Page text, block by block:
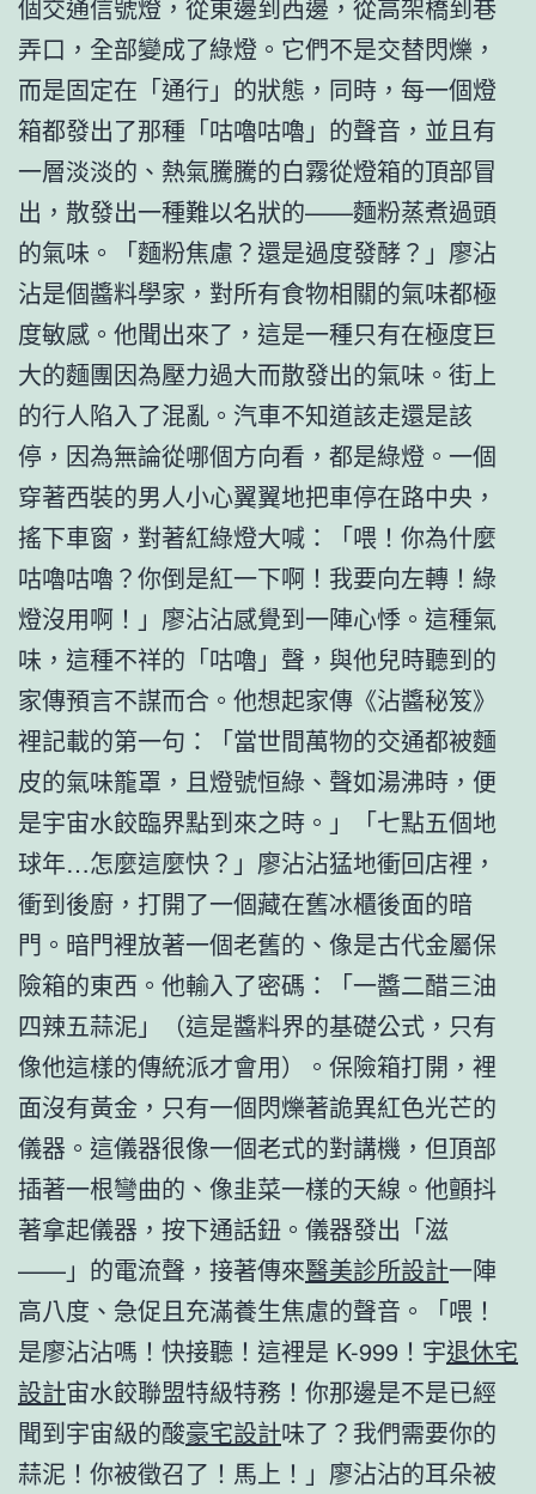
個交通信號燈，從東邊到西邊，從高架橋到巷
弄口，全部變成了綠燈。它們不是交替閃爍，
而是固定在「通行」的狀態，同時，每一個燈
箱都發出了那種「咕嚕咕嚕」的聲音，並且有
一層淡淡的、熱氣騰騰的白霧從燈箱的頂部冒
出，散發出一種難以名狀的——麵粉蒸煮過頭
的氣味。「麵粉焦慮？還是過度發酵？」廖沾
沾是個醬料學家，對所有食物相關的氣味都極
度敏感。他聞出來了，這是一種只有在極度巨
大的麵團因為壓力過大而散發出的氣味。街上
的行人陷入了混亂。汽車不知道該走還是該
停，因為無論從哪個方向看，都是綠燈。一個
穿著西裝的男人小心翼翼地把車停在路中央，
搖下車窗，對著紅綠燈大喊：「喂！你為什麼
咕嚕咕嚕？你倒是紅一下啊！我要向左轉！綠
燈沒用啊！」廖沾沾感覺到一陣心悸。這種氣
味，這種不祥的「咕嚕」聲，與他兒時聽到的
家傳預言不謀而合。他想起家傳《沾醬秘笈》
裡記載的第一句：「當世間萬物的交通都被麵
皮的氣味籠罩，且燈號恒綠、聲如湯沸時，便
是宇宙水餃臨界點到來之時。」「七點五個地
球年…怎麼這麼快？」廖沾沾猛地衝回店裡，
衝到後廚，打開了一個藏在舊冰櫃後面的暗
門。暗門裡放著一個老舊的、像是古代金屬保
險箱的東西。他輸入了密碼：「一醬二醋三油
四辣五蒜泥」（這是醬料界的基礎公式，只有
像他這樣的傳統派才會用）。保險箱打開，裡
面沒有黃金，只有一個閃爍著詭異紅色光芒的
儀器。這儀器很像一個老式的對講機，但頂部
插著一根彎曲的、像韭菜一樣的天線。他顫抖
著拿起儀器，按下通話鈕。儀器發出「滋
——」的電流聲，接著傳來醫美診所設計一陣
高八度、急促且充滿養生焦慮的聲音。「喂！
是廖沾沾嗎！快接聽！這裡是 K-999！宇退休宅
設計宙水餃聯盟特級特務！你那邊是不是已經
聞到宇宙級的酸豪宅設計味了？我們需要你的
蒜泥！你被徵召了！馬上！」廖沾沾的耳朵被